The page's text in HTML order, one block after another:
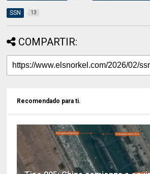
SSN 13
COMPARTIR:
Recomendado para ti.